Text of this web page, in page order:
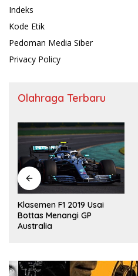
Indeks
Kode Etik
Pedoman Media Siber
Privacy Policy
Olahraga Terbaru
Klasemen F1 2019 Usai
Bottas Menangi GP
Australia